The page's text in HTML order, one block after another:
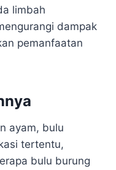
limbah
dampak
pemanfaatan
ayam, bulu
tertentu,
bulu burung